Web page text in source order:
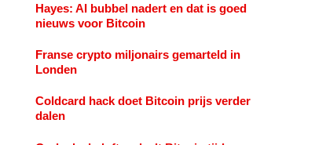
Hayes: AI bubbel nadert en dat is goed
nieuws voor Bitcoin
Franse crypto miljonairs gemarteld in
Londen
Coldcard hack doet Bitcoin prijs verder
dalen